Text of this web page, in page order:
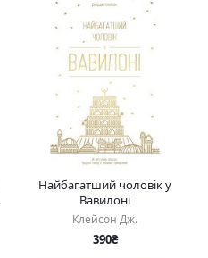
Найбагатший чоловік у
Вавилоні
Клейсон Дж.
390₴